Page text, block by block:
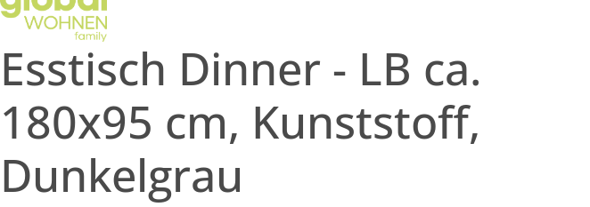
Esstisch Dinner - LB ca.
180x95 cm, Kunststoff,
Dunkelgrau